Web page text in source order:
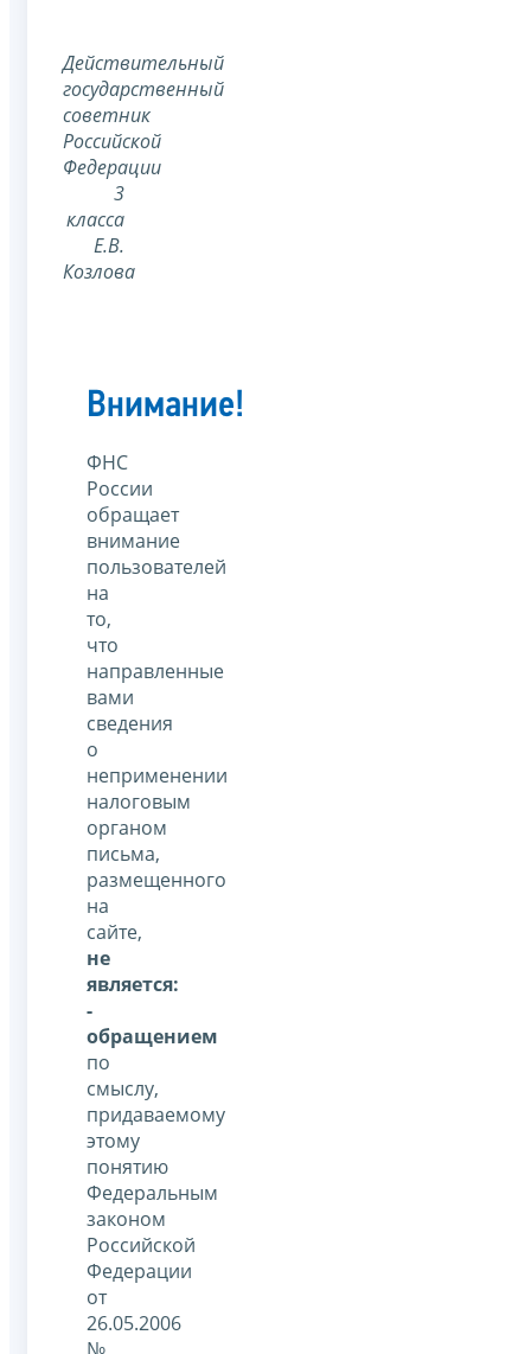
Действительный
государственный
советник
Российской
Федерации
3
класса
Е.В.
Козлова
Внимание!
ФНС
России
обращает
внимание
пользователей
на
то,
что
направленные
вами
сведения
о
неприменении
налоговым
органом
письма,
размещенного
на
сайте,
не
является:
-
обращением
по
смыслу,
придаваемому
этому
понятию
Федеральным
законом
Российской
Федерации
от
26.05.2006